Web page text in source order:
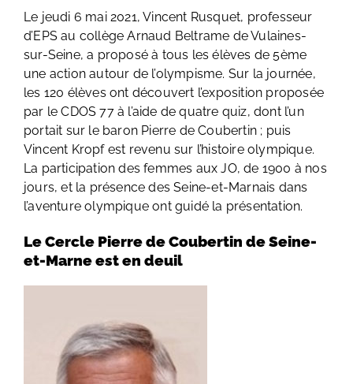
Le jeudi 6 mai 2021, Vincent Rusquet, professeur
d’EPS au collège Arnaud Beltrame de Vulaines-
sur-Seine, a proposé à tous les élèves de 5ème
une action autour de l’olympisme. Sur la journée,
les 120 élèves ont découvert l’exposition proposée
par le CDOS 77 à l’aide de quatre quiz, dont l’un
portait sur le baron Pierre de Coubertin ; puis
Vincent Kropf est revenu sur l’histoire olympique.
La participation des femmes aux JO, de 1900 à nos
jours, et la présence des Seine-et-Marnais dans
l’aventure olympique ont guidé la présentation.
Le Cercle Pierre de Coubertin de Seine-
et-Marne est en deuil